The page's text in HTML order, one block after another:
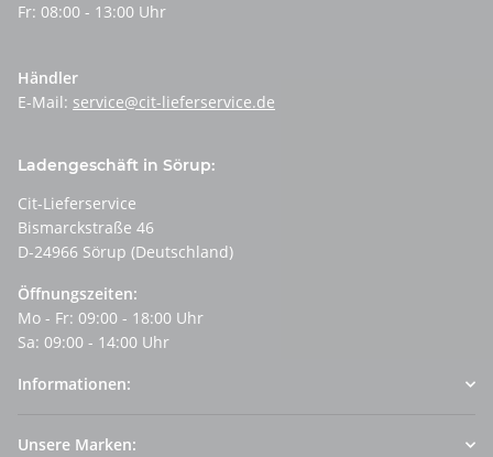
Fr: 08:00 - 13:00 Uhr
Händler
E-Mail: service@cit-lieferservice.de
Ladengeschäft in Sörup:
Cit-Lieferservice
Bismarckstraße 46
D-24966 Sörup (Deutschland)
Öffnungszeiten:
Mo - Fr: 09:00 - 18:00 Uhr
Sa: 09:00 - 14:00 Uhr
Informationen:
Unsere Marken: